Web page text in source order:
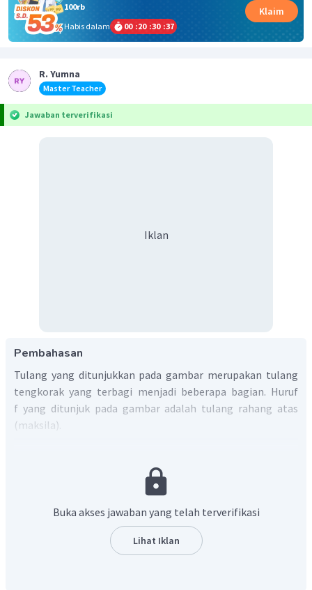
100rb
Habis dalam
00 :20 :30 :37
Klaim
R. Yumna
Master Teacher
Jawaban terverifikasi
Iklan
Pembahasan
Tulang yang ditunjukkan pada gambar merupakan tulang
tengkorak yang terbagi menjadi beberapa bagian. Huruf
f yang ditunjuk pada gambar adalah tulang rahang atas
(maksila).
Buka akses jawaban yang telah terverifikasi
Lihat Iklan